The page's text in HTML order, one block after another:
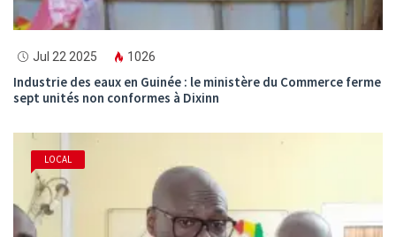
Jul 22 2025 1026
Industrie des eaux en Guinée : le ministère du Commerce ferme
sept unités non conformes à Dixinn
LOCAL